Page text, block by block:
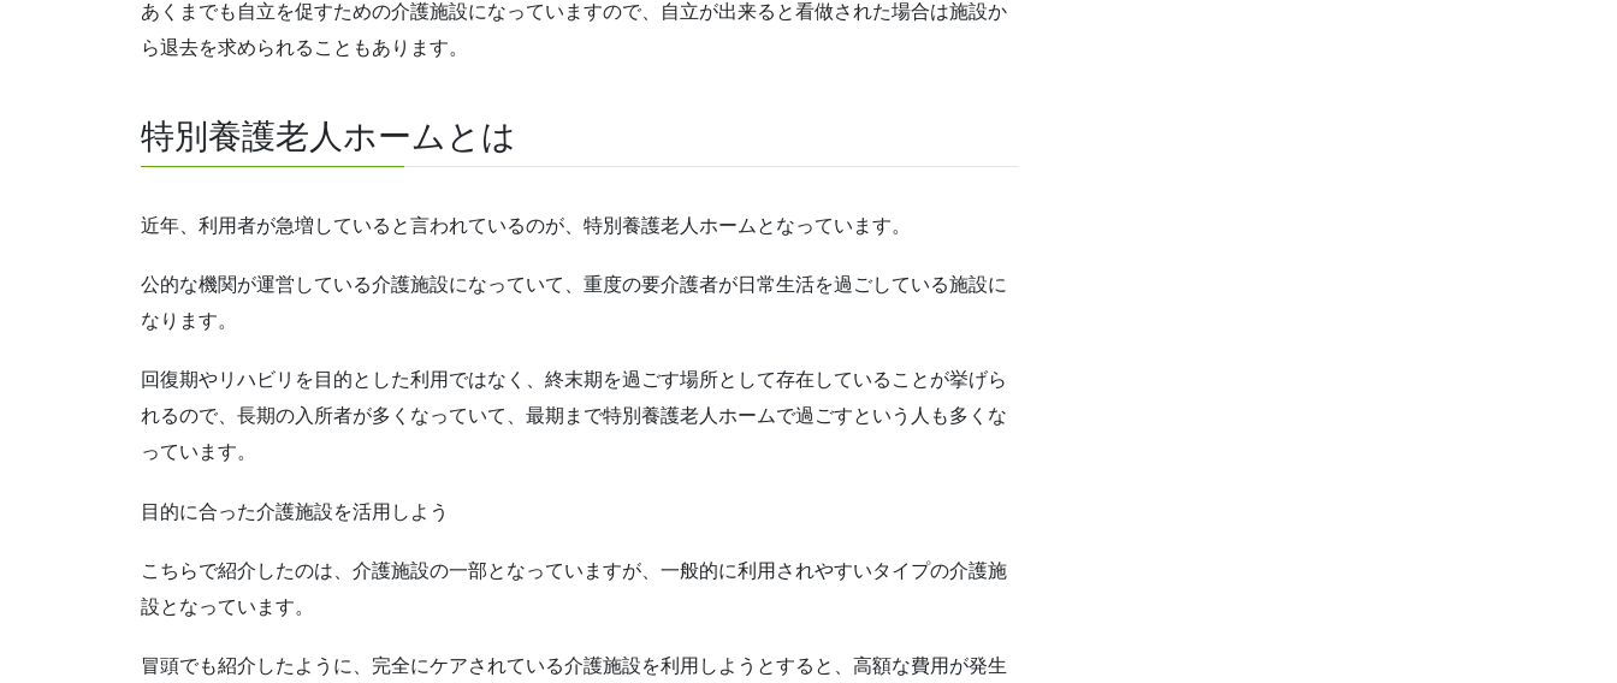
あくまでも自立を促すための介護施設になっていますので、自立が出来ると看做された場合は施設か
ら退去を求められることもあります。
特別養護老人ホームとは
近年、利用者が急増していると言われているのが、特別養護老人ホームとなっています。
公的な機関が運営している介護施設になっていて、重度の要介護者が日常生活を過ごしている施設に
なります。
回復期やリハビリを目的とした利用ではなく、終末期を過ごす場所として存在していることが挙げら
れるので、長期の入所者が多くなっていて、最期まで特別養護老人ホームで過ごすという人も多くな
っています。
目的に合った介護施設を活用しよう
こちらで紹介したのは、介護施設の一部となっていますが、一般的に利用されやすいタイプの介護施
設となっています。
冒頭でも紹介したように、完全にケアされている介護施設を利用しようとすると、高額な費用が発生